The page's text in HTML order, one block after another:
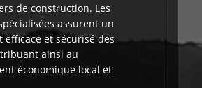
de construction. Les
assurent un
efficace et sécurisé des
ainsi au
économique local et